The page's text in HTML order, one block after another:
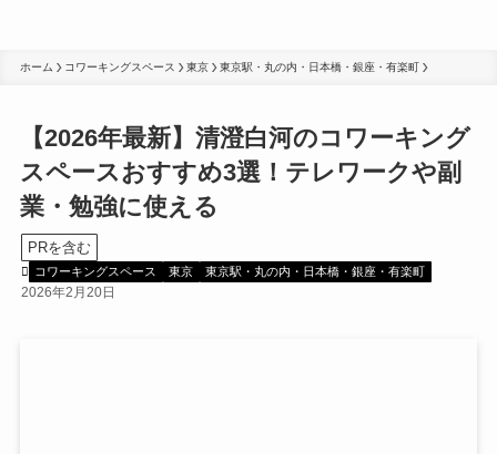
ホーム コワーキングスペース 東京 東京駅・丸の内・日本橋・銀座・有楽町
【2026年最新】清澄白河のコワーキング
スペースおすすめ3選！テレワークや副
業・勉強に使える
PRを含む
コワーキングスペース 東京 東京駅・丸の内・日本橋・銀座・有楽町
2026年2月20日